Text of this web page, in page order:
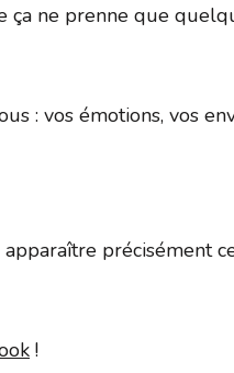
ça ne prenne que
: vos émotions, vos
précisément
!